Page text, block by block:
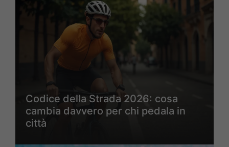
Codice della Strada 2026: cosa
cambia davvero per chi pedala in
città